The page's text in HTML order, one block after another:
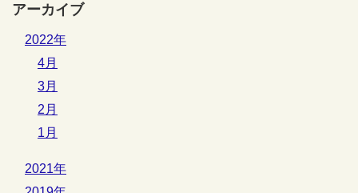
アーカイブ
2022年
4月
3月
2月
1月
2021年